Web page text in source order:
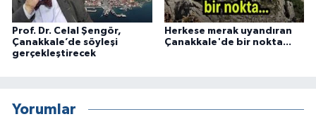
Prof. Dr. Celal Şengör,
Çanakkale’de söyleşi
gerçekleştirecek
Herkese merak uyandıran
Çanakkale'de bir nokta...
Yorumlar